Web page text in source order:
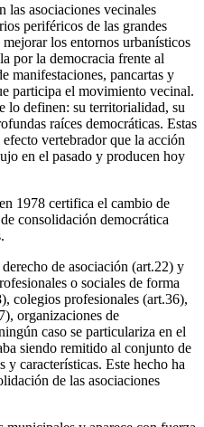
las asociaciones vecinales
periféricos de las grandes
los entornos urbanísticos
por la democracia frente al
manifestaciones, pancartas y
participa el movimiento vecinal.
lo definen: su territorialidad, su
raíces democráticas. Estas
vertebrador que la acción
en el pasado y producen hoy
1978 certifica el cambio de
consolidación democrática
de asociación (art.22) y
o sociales de forma
colegios profesionales (art.36),
organizaciones de
caso se particulariza en el
siendo remitido al conjunto de
y características. Este hecho ha
de las asociaciones